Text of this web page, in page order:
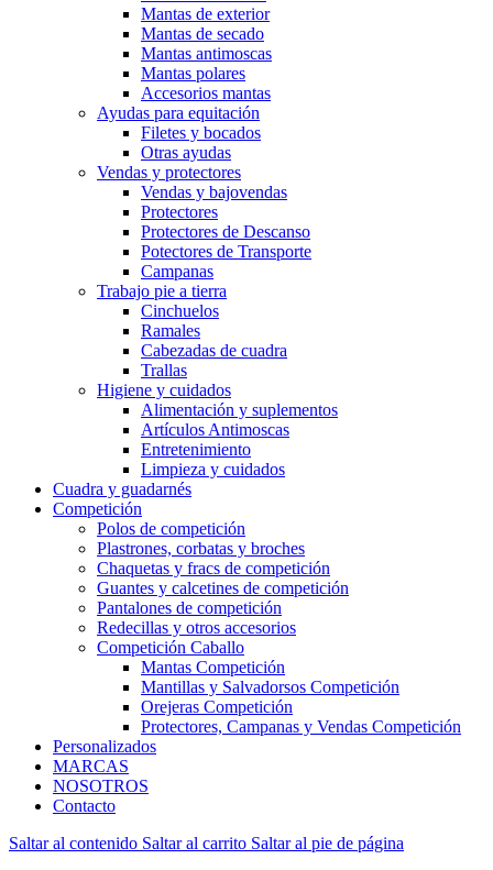
Mantas de exterior
Mantas de secado
Mantas antimoscas
Mantas polares
Accesorios mantas
Ayudas para equitación
Filetes y bocados
Otras ayudas
Vendas y protectores
Vendas y bajovendas
Protectores
Protectores de Descanso
Potectores de Transporte
Campanas
Trabajo pie a tierra
Cinchuelos
Ramales
Cabezadas de cuadra
Trallas
Higiene y cuidados
Alimentación y suplementos
Artículos Antimoscas
Entretenimiento
Limpieza y cuidados
Cuadra y guadarnés
Competición
Polos de competición
Plastrones, corbatas y broches
Chaquetas y fracs de competición
Guantes y calcetines de competición
Pantalones de competición
Redecillas y otros accesorios
Competición Caballo
Mantas Competición
Mantillas y Salvadorsos Competición
Orejeras Competición
Protectores, Campanas y Vendas Competición
Personalizados
MARCAS
NOSOTROS
Contacto
Saltar al contenido Saltar al carrito Saltar al pie de página